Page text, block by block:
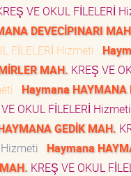
VE OKUL FİLELERİ
DEVECİPINARI
FİLELERİ Hizmeti
MAH. KREŞ VE
Haymana HAYMANA
OKUL FİLELERİ Hizmeti
GEDİK MAH.
Hizmeti
Haymana
KREŞ VE OKUL